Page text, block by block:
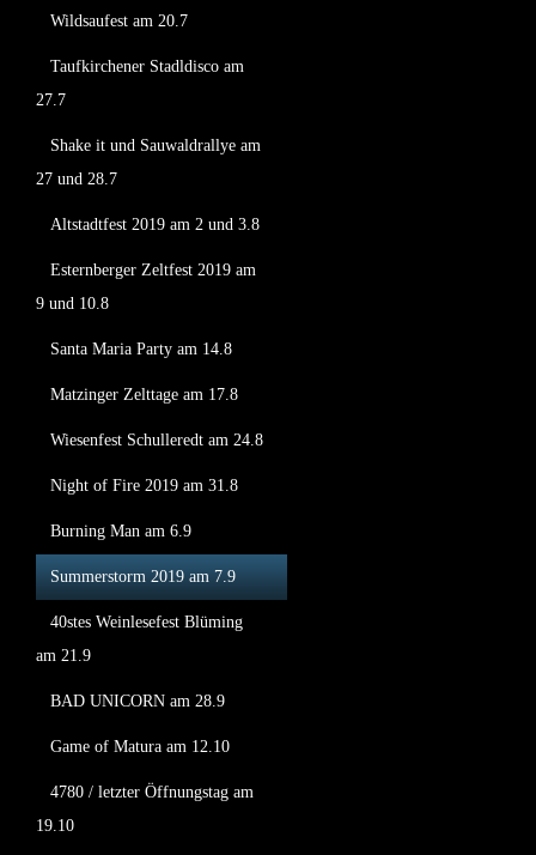
Wildsaufest am 20.7
Taufkirchener Stadldisco am
27.7
Shake it und Sauwaldrallye am
27 und 28.7
Altstadtfest 2019 am 2 und 3.8
Esternberger Zeltfest 2019 am
9 und 10.8
Santa Maria Party am 14.8
Matzinger Zelttage am 17.8
Wiesenfest Schulleredt am 24.8
Night of Fire 2019 am 31.8
Burning Man am 6.9
Summerstorm 2019 am 7.9
40stes Weinlesefest Blüming
am 21.9
BAD UNICORN am 28.9
Game of Matura am 12.10
4780 / letzter Öffnungstag am
19.10